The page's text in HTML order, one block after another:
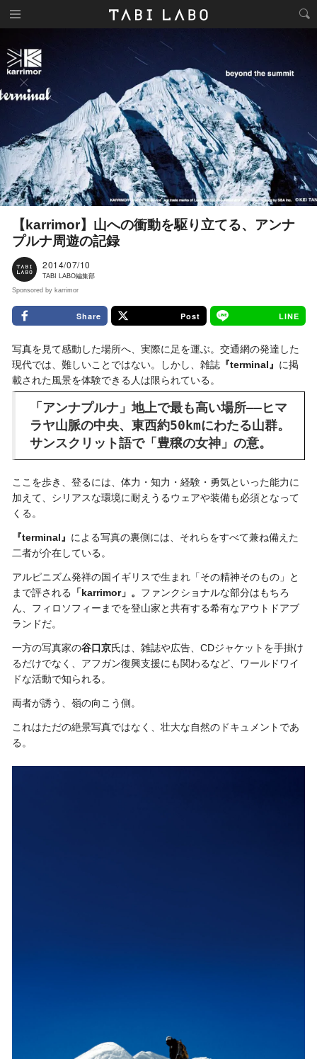
【karrimor】山への衝動を駆り立てる、アンナ
プルナ周遊の記録
2014/07/10
TABI LABO編集部
Sponsored by karrimor
Share Post LINE
写真を見て感動した場所へ、実際に足を運ぶ。交通網の発達した
現代では、難しいことではない。しかし、雑誌 『terminal』 に掲
載された風景を体験できる人は限られている。
「アンナプルナ」地上で最も高い場所――ヒマ
ラヤ山脈の中央、東西約50kmにわたる山群。
サンスクリット語で「豊穣の女神」の意。
ここを歩き、登るには、体力・知力・経験・勇気といった能力に
加えて、シリアスな環境に耐えうるウェアや装備も必須となって
くる。
『terminal』 による写真の裏側には、それらをすべて兼ね備えた
二者が介在している。
アルピニズム発祥の国イギリスで生まれ「その精神そのもの」と
まで評される
「karrimor」。 ファンクショナルな部分はもちろ
ん、フィロソフィーまでを登山家と共有する希有なアウトドアブ
ランドだ。
一方の写真家の谷口京氏は、雑誌や広告、CDジャケットを手掛け
るだけでなく、アフガン復興支援にも関わるなど、ワールドワイ
ドな活動で知られる。
両者が誘う、嶺の向こう側。
これはただの絶景写真ではなく、壮大な自然のドキュメントであ
る。